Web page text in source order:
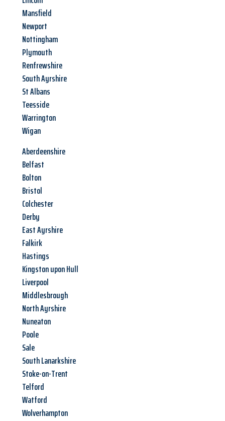
Mansfield
Newport
Nottingham
Plymouth
Renfrewshire
South Ayrshire
St Albans
Teesside
Warrington
Wigan
Aberdeenshire
Belfast
Bolton
Bristol
Colchester
Derby
East Ayrshire
Falkirk
Hastings
Kingston upon Hull
Liverpool
Middlesbrough
North Ayrshire
Nuneaton
Poole
Sale
South Lanarkshire
Stoke-on-Trent
Telford
Watford
Wolverhampton